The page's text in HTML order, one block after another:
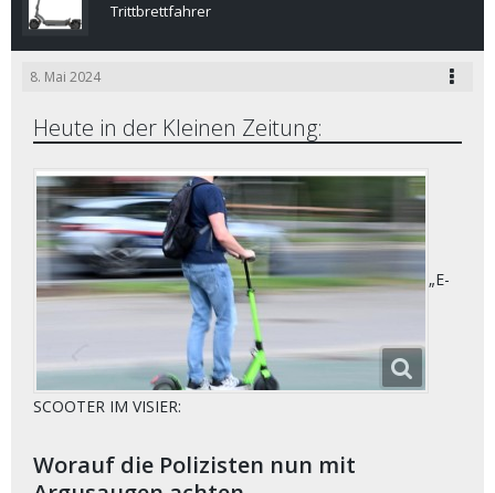
Trittbrettfahrer
8. Mai 2024
Heute in der Kleinen Zeitung:
„E-
SCOOTER IM VISIER:
Worauf die Polizisten nun mit